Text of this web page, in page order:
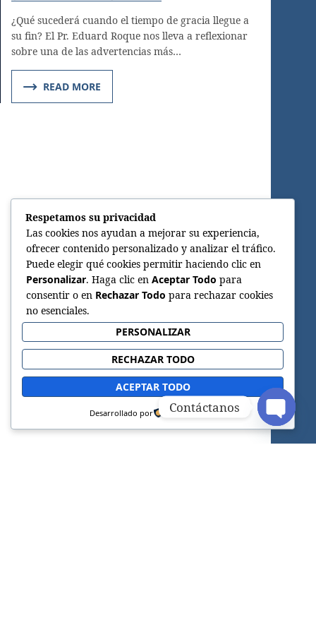
¿Qué sucederá cuando el tiempo de gracia llegue a
su fin? El Pr. Eduard Roque nos lleva a reflexionar
sobre una de las advertencias más…
READ MORE
Respetamos su privacidad
Las cookies nos ayudan a mejorar su experiencia,
ofrecer contenido personalizado y analizar el tráfico.
Puede elegir qué cookies permitir haciendo clic en
Personalizar. Haga clic en Aceptar Todo para
consentir o en Rechazar Todo para rechazar cookies
no esenciales.
PERSONALIZAR
RECHAZAR TODO
ACEPTAR TODO
Desarrollado por Contáctanos
OPEN